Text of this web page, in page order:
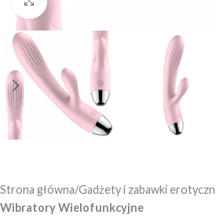
Strona główna Gadżety i zabawki
Wibratory Wielofunkcyjne